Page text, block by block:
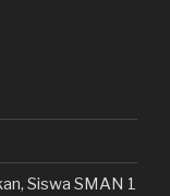
Siswa SMAN 1